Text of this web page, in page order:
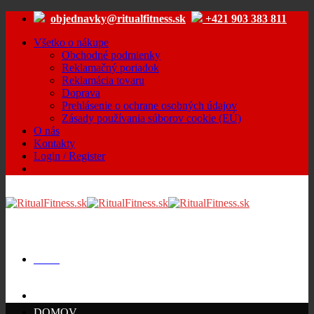
Skip
content
objednavky@ritualfitness.sk
+421 903 383 811
Všetko o nákupe
Obchodné podmienky
Reklamačný poriadok
Reklamácia tovaru
Doprava
Prehlásenie o ochrane osobných údajov
Zásady používania súborov cookie (EÚ)
O nás
Kontakty
Login / Register